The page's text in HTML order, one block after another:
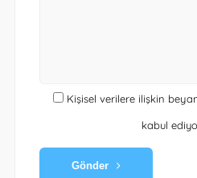
Kişisel verilere ilişkin
kabul
Gönder